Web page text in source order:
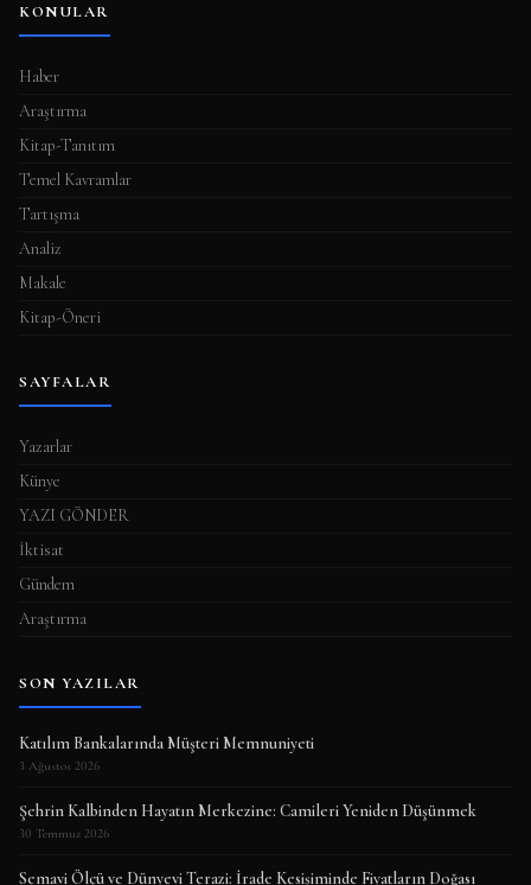
KONULAR
Haber
Araştırma
Kitap-Tanıtım
Temel Kavramlar
Tartışma
Analiz
Makale
Kitap-Öneri
SAYFALAR
Yazarlar
Künye
YAZI GÖNDER
İktisat
Gündem
Araştırma
SON YAZILAR
Katılım Bankalarında Müşteri Memnuniyeti
3 Ağustos 2026
Şehrin Kalbinden Hayatın Merkezine: Camileri Yeniden Düşünmek
30 Temmuz 2026
Semavi Ölçü ve Dünyevi Terazi: İrade Kesişiminde Fiyatların Doğası